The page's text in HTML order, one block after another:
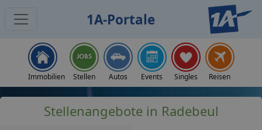
1A-Portale
Immobilien Stellen Autos Events Singles Reisen
Stellenangebote in Radebeul